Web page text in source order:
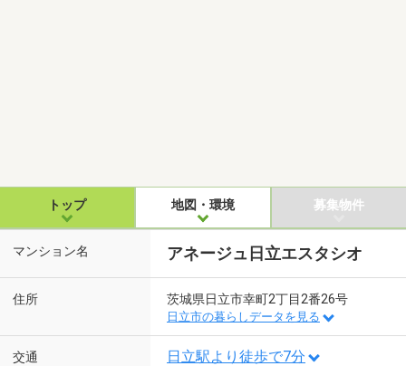
トップ 地図・環境 募集物件
マンション名 アネージュ日立エスタシオ
住所 茨城県日立市幸町2丁目2番26号
日立市の暮らしデータを見る
交通 日立駅より徒歩で7分